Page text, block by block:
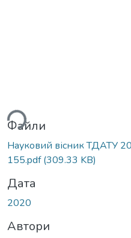
Файли
Науковий вісник ТДАТУ
155.pdf(309.33 KB)
Дата
2020
Автори